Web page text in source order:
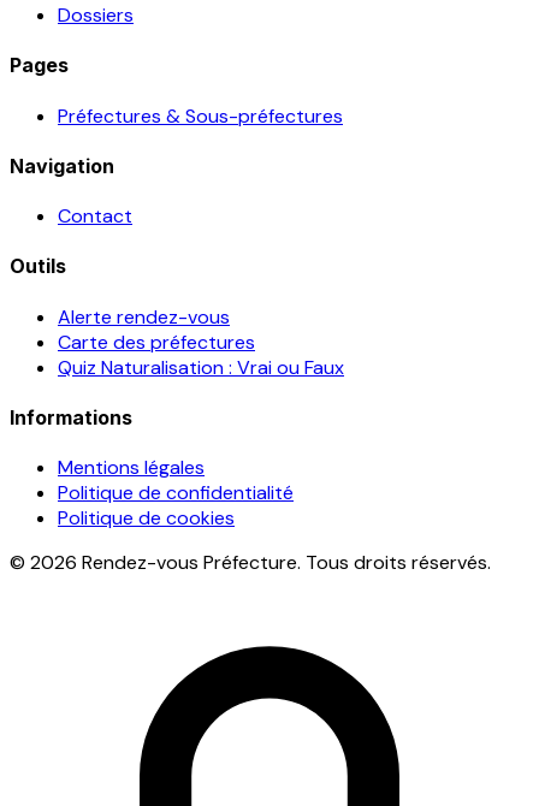
Dossiers
Pages
Préfectures & Sous-préfectures
Navigation
Contact
Outils
Alerte rendez-vous
Carte des préfectures
Quiz Naturalisation : Vrai ou Faux
Informations
Mentions légales
Politique de confidentialité
Politique de cookies
© 2026 Rendez-vous Préfecture. Tous droits réservés.